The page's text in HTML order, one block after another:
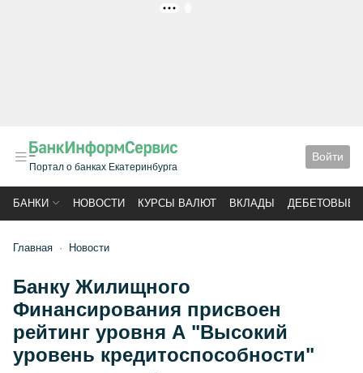
Портал о банках Екатеринбурга
Войти
БАНКИ НОВОСТИ КУРСЫ ВАЛЮТ ВКЛАДЫ ДЕБЕТОВЫЕ
Главная Новости
Банку Жилищного
Финансирования присвоен
рейтинг уровня А "Высокий
уровень кредитоспособности"